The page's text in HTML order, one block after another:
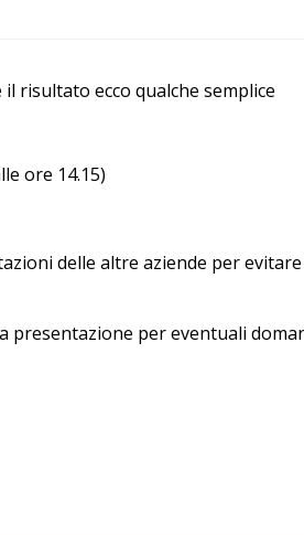
risultato ecco qualche semplice
ore 14.15)
delle altre aziende per evitare
presentazione per eventuali